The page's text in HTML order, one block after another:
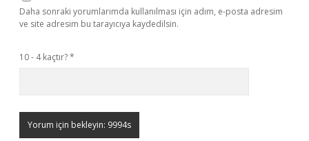
Daha sonraki yorumlarımda kullanılması için adım, e-posta adresim
ve site adresim bu tarayıcıya kaydedilsin.
10 - 4 kaçtır?*